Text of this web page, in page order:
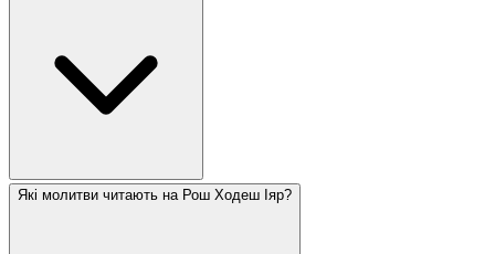
Які молитви читають на Рош Ходеш Іяр?